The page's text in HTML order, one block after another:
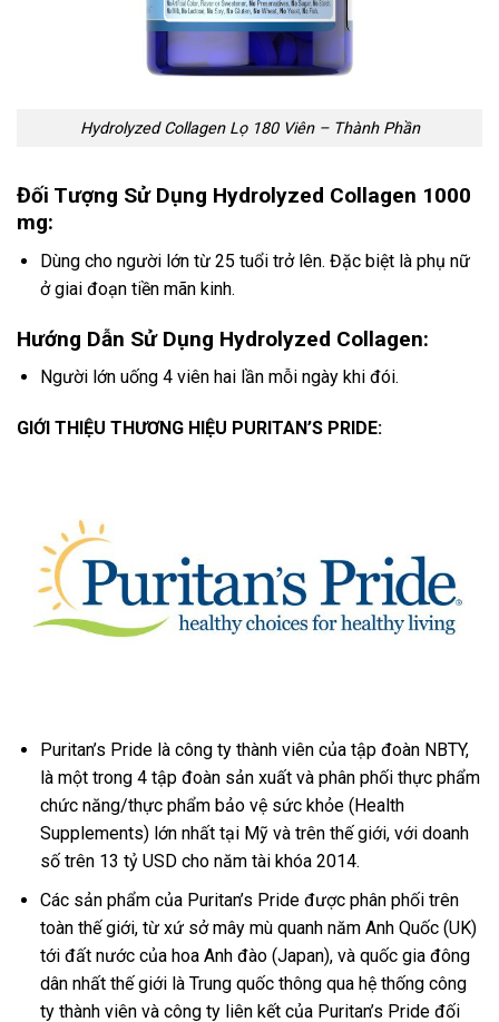
Hydrolyzed Collagen Lọ 180 Viên – Thành Phần
Đối Tượng Sử Dụng Hydrolyzed Collagen 1000
mg:
Dùng cho người lớn từ 25 tuổi trở lên. Đặc biệt là phụ nữ
ở giai đoạn tiền mãn kinh.
Hướng Dẫn Sử Dụng Hydrolyzed Collagen:
Người lớn uống 4 viên hai lần mỗi ngày khi đói.
GIỚI THIỆU THƯƠNG HIỆU PURITAN’S PRIDE:
Puritan’s Pride là công ty thành viên của tập đoàn NBTY,
là một trong 4 tập đoàn sản xuất và phân phối thực phẩm
chức năng/thực phẩm bảo vệ sức khỏe (Health
Supplements) lớn nhất tại Mỹ và trên thế giới, với doanh
số trên 13 tỷ USD cho năm tài khóa 2014.
Các sản phẩm của Puritan’s Pride được phân phối trên
toàn thế giới, từ xứ sở mây mù quanh năm Anh Quốc (UK)
tới đất nước của hoa Anh đào (Japan), và quốc gia đông
dân nhất thế giới là Trung quốc thông qua hệ thống công
ty thành viên và công ty liên kết của Puritan’s Pride đối